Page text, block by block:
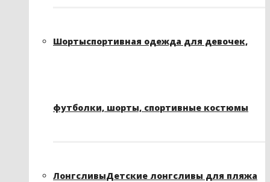
Шортыспортивная одежда для девочек,
футболки, шорты, спортивные костюмы
ЛонгсливыДетские лонгсливы для пляжа